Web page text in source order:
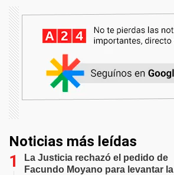
Noticias más leídas
La Justicia rechazó el pedido de
Facundo Moyano para levantar la